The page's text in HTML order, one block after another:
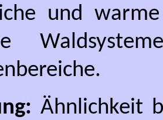
und
Ähnlichkeit